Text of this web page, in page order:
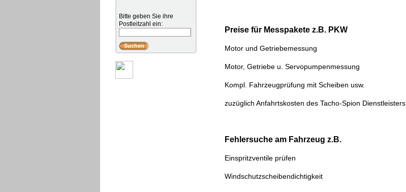
Bitte geben Sie ihre
Postleitzahl ein:
Preise für Messpakete z.B. PKW
Motor und Getriebemessung
Motor, Getriebe u. Servopumpenmessung
Kompl. Fahrzeugprüfung mit Scheiben usw.
zuzüglich Anfahrtskosten des Tacho-Spion Dienstleisters
Fehlersuche am Fahrzeug z.B.
Einspritzventile prüfen
Windschutzscheibendichtigkeit